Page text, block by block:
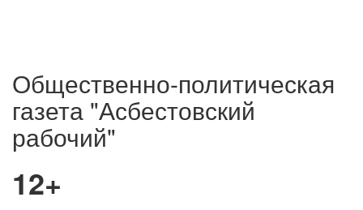
Общественно-политическая
газета "Асбестовский
рабочий"
12+